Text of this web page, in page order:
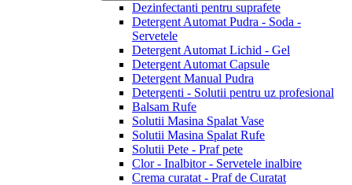
Dezinfectanti pentru suprafete
Detergent Automat Pudra - Soda -
Servetele
Detergent Automat Lichid - Gel
Detergent Automat Capsule
Detergent Manual Pudra
Detergenti - Solutii pentru uz profesional
Balsam Rufe
Solutii Masina Spalat Vase
Solutii Masina Spalat Rufe
Solutii Pete - Praf pete
Clor - Inalbitor - Servetele inalbire
Crema curatat - Praf de Curatat